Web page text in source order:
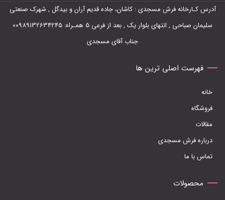
آدرس کـارخانه فرش مسجدی : کاشان، جاده قدیم آران و بیدگل , شهرک صنعتی
سلیمان صباحی , انتهای بلوار یک , بعد از فرعی 5 همـراه: 00989132634245
جناب آقای مسجدی
فهرست اصلی ترین ها
خانه
فروشگاه
مقالات
درباره فرش مسجدی
تماس با ما
محصولات